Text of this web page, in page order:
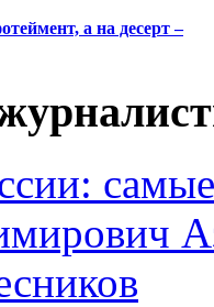
а на десерт –